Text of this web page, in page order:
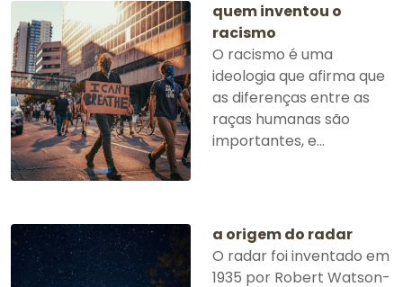
quem inventou o
racismo
O racismo é uma
ideologia que afirma que
as diferenças entre as
raças humanas são
importantes, e...
a origem do radar
O radar foi inventado em
1935 por Robert Watson-